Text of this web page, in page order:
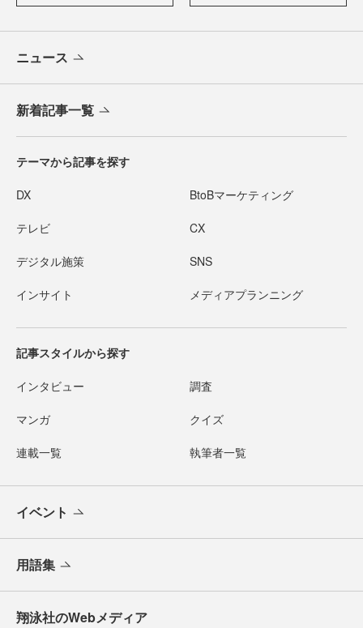
ニュース
新着記事一覧
テーマから記事を探す
DX BtoBマーケティング
テレビ CX
デジタル施策 SNS
インサイト メディアプランニング
記事スタイルから探す
インタビュー 調査
マンガ クイズ
連載一覧 執筆者一覧
イベント
用語集
翔泳社のWebメディア